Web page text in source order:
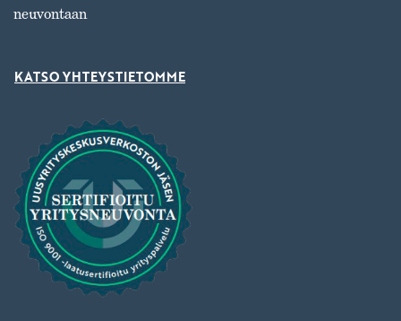
neuvontaan
KATSO YHTEYSTIETOMME